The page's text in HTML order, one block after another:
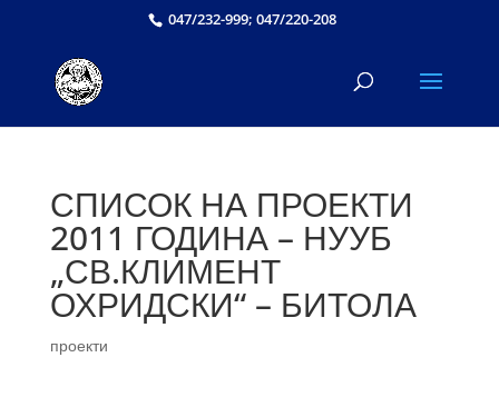
047/232-999; 047/220-208
СПИСОК НА ПРОЕКТИ
2011 ГОДИНА – НУУБ
„СВ.КЛИМЕНТ
ОХРИДСКИ“ – БИТОЛА
проекти